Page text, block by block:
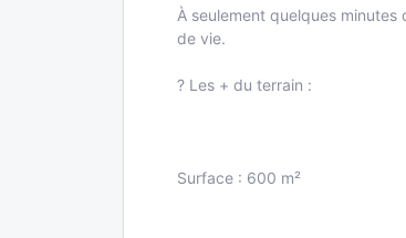
À seulement quelques
de vie.
? Les + du terrain :
Surface : 600 m²